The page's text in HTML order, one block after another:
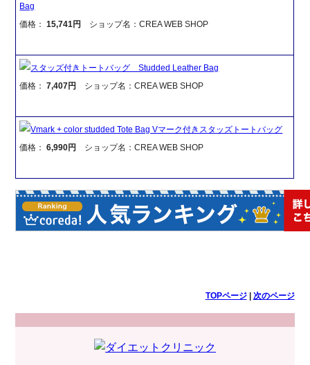
Bag
価格：15,741円 ショップ名：CREA WEB SHOP
スタッズ付きトートバッグ Studded Leather Bag
価格：7,407円 ショップ名：CREA WEB SHOP
Vmark + color studded Tote Bag Vマーク付きスタッズトートバッグ
価格：6,990円 ショップ名：CREA WEB SHOP
TOPページ| 次のページ